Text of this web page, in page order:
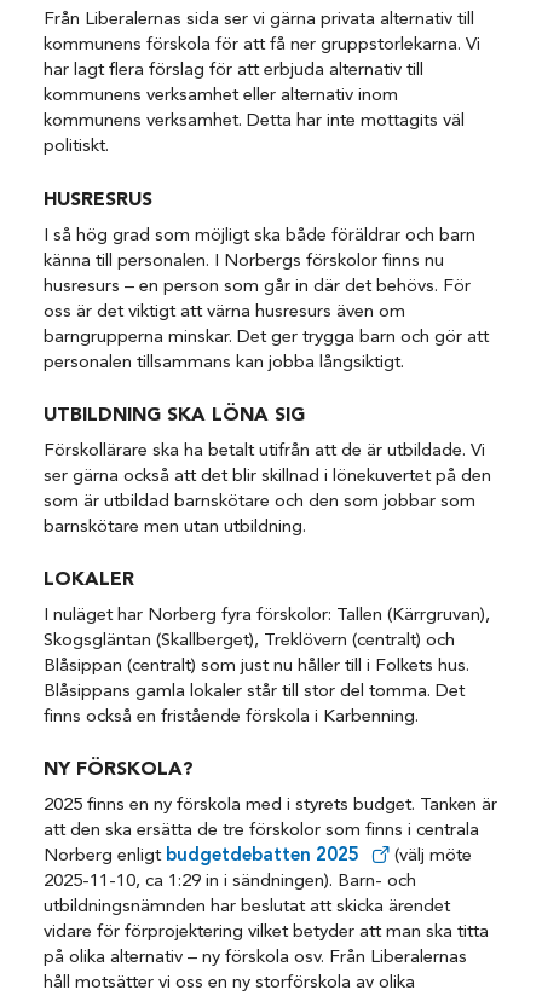
Från Liberalernas sida ser vi gärna privata alternativ till
kommunens förskola för att få ner gruppstorlekarna. Vi
har lagt flera förslag för att erbjuda alternativ till
kommunens verksamhet eller alternativ inom
kommunens verksamhet. Detta har inte mottagits väl
politiskt.
HUSRESRUS
I så hög grad som möjligt ska både föräldrar och barn
känna till personalen. I Norbergs förskolor finns nu
husresurs – en person som går in där det behövs. För
oss är det viktigt att värna husresurs även om
barngrupperna minskar. Det ger trygga barn och gör att
personalen tillsammans kan jobba långsiktigt.
UTBILDNING SKA LÖNA SIG
Förskollärare ska ha betalt utifrån att de är utbildade. Vi
ser gärna också att det blir skillnad i lönekuvertet på den
som är utbildad barnskötare och den som jobbar som
barnskötare men utan utbildning.
LOKALER
I nuläget har Norberg fyra förskolor: Tallen (Kärrgruvan),
Skogsgläntan (Skallberget), Treklövern (centralt) och
Blåsippan (centralt) som just nu håller till i Folkets hus.
Blåsippans gamla lokaler står till stor del tomma. Det
finns också en fristående förskola i Karbenning.
NY FÖRSKOLA?
2025 finns en ny förskola med i styrets budget. Tanken är
att den ska ersätta de tre förskolor som finns i centrala
Norberg enligt budgetdebatten 2025
(välj möte
2025-11-10, ca 1:29 in i sändningen). Barn- och
utbildningsnämnden har beslutat att skicka ärendet
vidare för förprojektering vilket betyder att man ska titta
på olika alternativ – ny förskola osv. Från Liberalernas
håll motsätter vi oss en ny storförskola av olika